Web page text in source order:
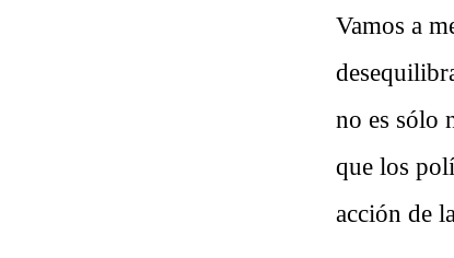
Vamos a
no es sólo
que los
acción de